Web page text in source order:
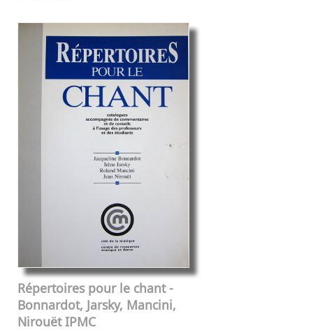
Répertoires pour le chant -
Bonnardot, Jarsky, Mancini,
Nirouët IPMC